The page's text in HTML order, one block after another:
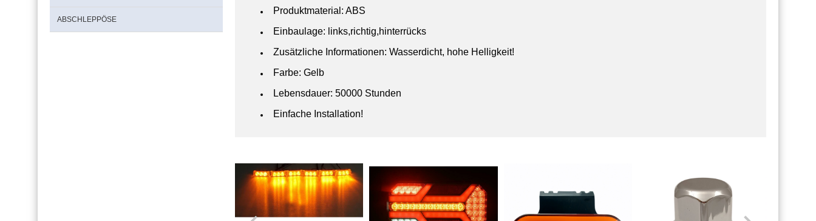
ABSCHLEPPÖSE
Produktmaterial: ABS
Einbaulage: links,richtig,hinterrücks
Zusätzliche Informationen: Wasserdicht, hohe Helligkeit!
Farbe: Gelb
Lebensdauer: 50000 Stunden
Einfache Installation!